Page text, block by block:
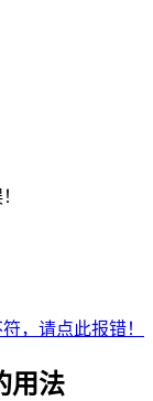
，请点此报错！
用法